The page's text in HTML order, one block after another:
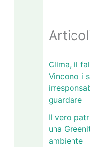
Clima, il
Vincono i
guardare
Il vero
una
ambiente